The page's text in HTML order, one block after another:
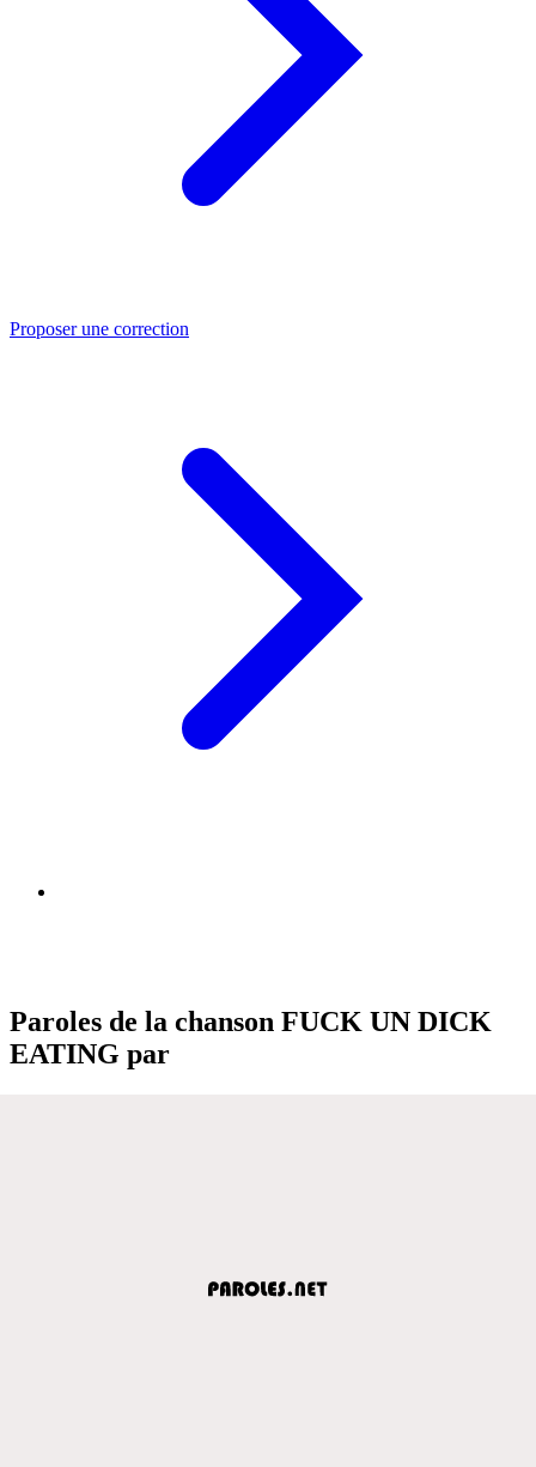
Proposer une correction
Paroles de la chanson FUCK UN DICK
EATING par